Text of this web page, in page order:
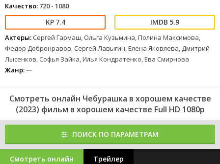
Качество: 720 - 1080
7.4 5.9
Актеры: Сергей Гармаш, Ольга Кузьмина, Полина Максимова,
Федор Добронравов, Сергей Лавыгин, Елена Яковлева, Дмитрий
Лысенков, Софья Зайка, Илья Кондратенко, Ева Смирнова
Жанр:---
Смотреть онлайн Чебурашка в хорошем качестве
(2023) фильм в хорошем качестве Full HD 1080p
ПОИСК ПО ПАРАМЕТРАМ
Смотреть онлайн Трейлер